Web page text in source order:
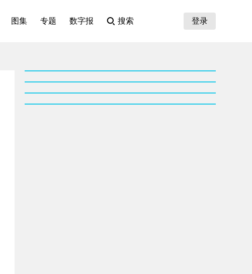
图集 专题 数字报 搜索 登录